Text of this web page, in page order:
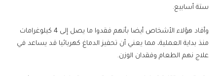
ستة أسابيع.
وأفاد هؤلاء الأشخاص أيضا بأنهم فقدوا ما يصل إلى 4 كيلوغرامات
منذ بداية العملية، مما يعني أن تحفيز الدماغ كهربائيا قد يساعد في
علاج نهم الطعام وفقدان الوزن.